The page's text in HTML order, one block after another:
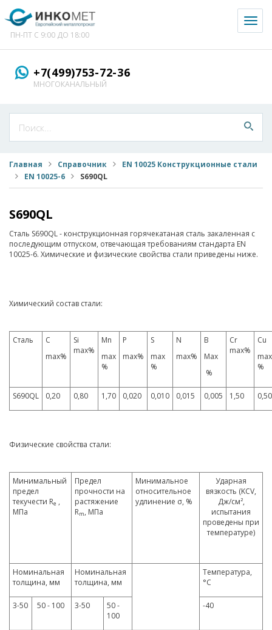
ПН-ПТ С 9:00 ДО 18:00
+7(499)753-72-36
МНОГОКАНАЛЬНЫЙ
Главная Справочник
EN 10025 Конструкционные стали
EN 10025-6
S690QL
S690QL
Сталь S690QL - конструкционная горячекатаная сталь закаленная с
последующим отпуском, отвечающая требованиям стандарта EN
10025-6. Химические и физические свойства стали приведены ниже.
Химический состав стали:
Сталь
C
max%
Si
max%
Mn
max
%
P
max%
S
max
%
N
max%
B
Max
%
Cr
max%
Cu
max
%
S690QL 0,20 0,80 1,70 0,020 0,010 0,015 0,005 1,50 0,50
Физические свойства стали:
Минимальный
предел
текучести Re ,
МПа
Предел
прочности на
растяжение
Rm, МПа
Минимальное
относительное
удлинение σ, %
Ударная
вязкость (KCV,
Дж/см²,
испытания
проведены при
температуре)
Номинальная
толщина, мм
Номинальная
толщина, мм
Температура,
°C
3-50 50 - 100 3-50
50 -
100
-40